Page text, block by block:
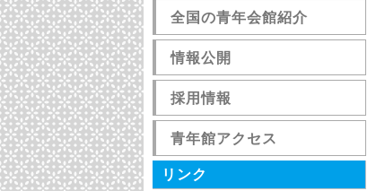
全国の青年会館紹介
情報公開
採用情報
青年館アクセス
リンク